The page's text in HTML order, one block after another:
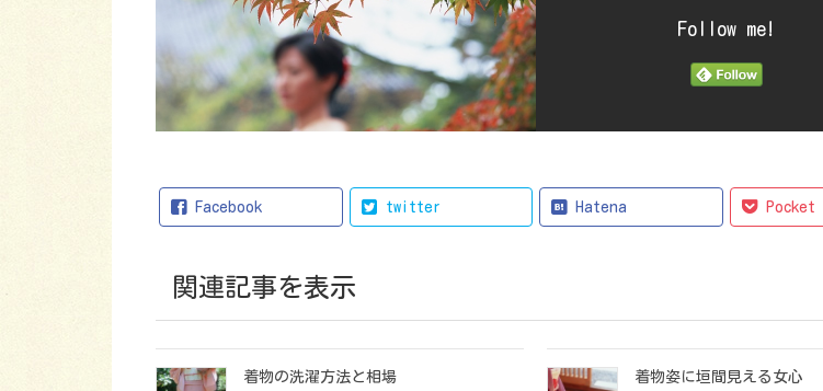
Follow me!
Facebook twitter Hatena Pocket
関連記事を表示
着物の洗濯方法と相場
着物姿に垣間見える女心